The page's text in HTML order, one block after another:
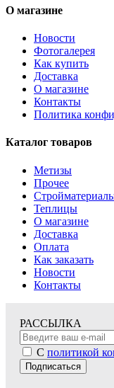
О магазине
Новости
Фотогалерея
Как купить
Доставка
О магазине
Контакты
Политика
Каталог товаров
Метизы
Прочее
Теплицы
О магазине
Доставка
Оплата
Как заказать
Новости
Контакты
РАССЫЛКА
С политикой
Подписаться